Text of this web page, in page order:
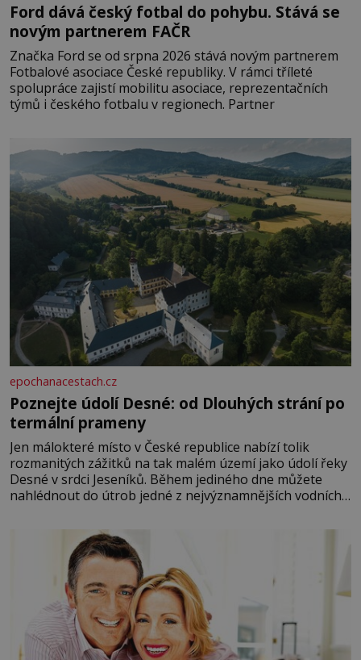
Ford dává český fotbal do pohybu. Stává se
novým partnerem FAČR
Značka Ford se od srpna 2026 stává novým partnerem
Fotbalové asociace České republiky. V rámci tříleté
spolupráce zajistí mobilitu asociace, reprezentačních
týmů i českého fotbalu v regionech. Partner
epochanacestach.cz
Poznejte údolí Desné: od Dlouhých strání po
termální prameny
Jen málokteré místo v České republice nabízí tolik
rozmanitých zážitků na tak malém území jako údolí řeky
Desné v srdci Jeseníků. Během jediného dne můžete
nahlédnout do útrob jedné z nejvýznamnějších vodních
se na koloběžce a den zakončit poznáváním památek ve
Velkých Losinách nebo v termálním